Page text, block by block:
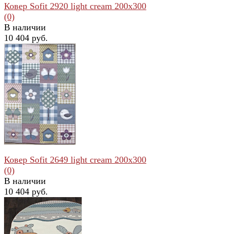
избранное сравнить
Ковер Sofit 2920 light cream 200x300
(0)
В наличии
10 404 руб.
Ковер Sofit 2649 light cream 200x300
(0)
В наличии
10 404 руб.